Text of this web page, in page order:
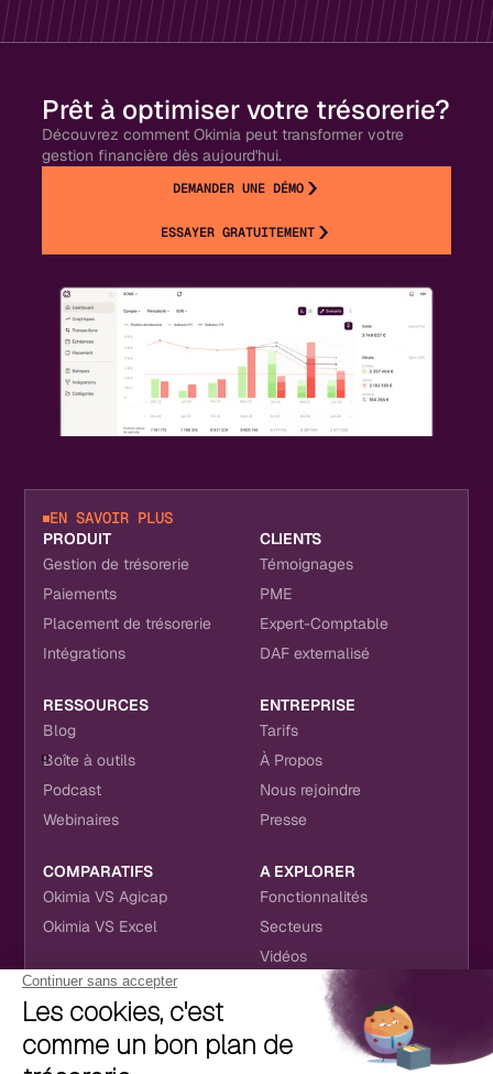
Prêt à optimiser votre trésorerie?
Découvrez comment Okimia peut transformer votre
gestion financière dès aujourd'hui.
DEMANDER UNE DÉMO
ESSAYER GRATUITEMENT
EN SAVOIR PLUS
PRODUIT
Gestion de trésorerie
Paiements
Placement de trésorerie
Intégrations
CLIENTS
Témoignages
PME
Expert-Comptable
DAF externalisé
RESSOURCES
Blog
Boîte à outils
Podcast
Webinaires
ENTREPRISE
Tarifs
À Propos
Nous rejoindre
Presse
COMPARATIFS
Okimia VS Agicap
Okimia VS Excel
A EXPLORER
Fonctionnalités
Secteurs
Vidéos
NOUS RETROUVER
CONTACT
hello@okimia.com
RÉSEAUX SOCIAUX